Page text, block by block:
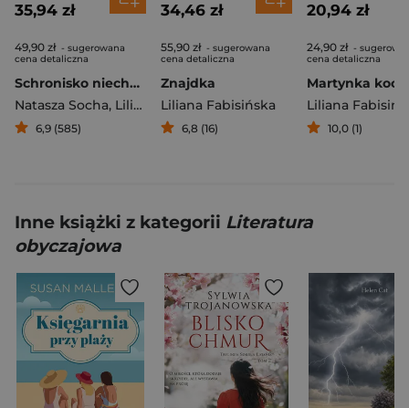
35,94 zł
49,90 zł - sugerowana
cena detaliczna
Schronisko niechcianych żon
Natasza Socha, Liliana Fabisińska
6,9 (585)
34,46 zł
55,90 zł - sugerowana
cena detaliczna
Znajdka
Liliana Fabisińska
6,8 (16)
20,94 zł
24,90 zł -
cena detaliczna
Liliana
10,0 (1)
Inne książki z kategorii Literatura
obyczajowa